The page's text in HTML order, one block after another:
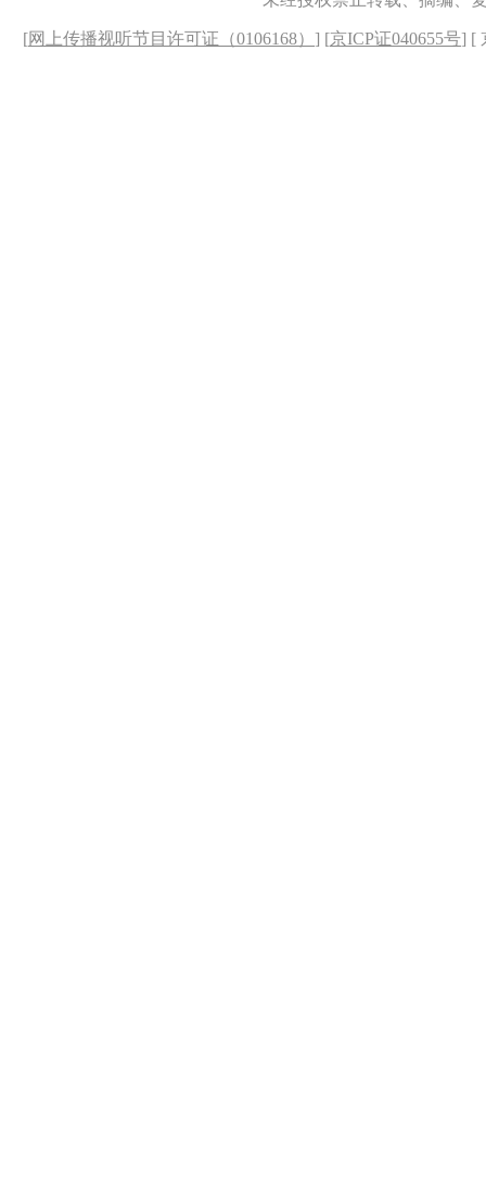
[网上传播视听节目许可证（0106168） ] [京ICP证040655号] [